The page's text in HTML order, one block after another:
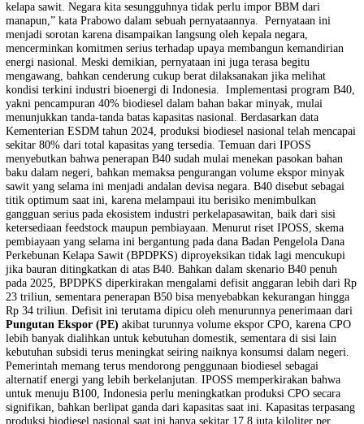
Presiden Indonesia, Prabowo Subianto, menyampaikan ambisi besar
membawa Indonesia menuju swasembada energi dalam lima tahun
pemerintahannya. Komitmen ini disampaikannya saat menghadiri
halal bihalal bersama para purnawirawan TNI-Polri (6/5). Prabowo
menyebut Indonesia memiliki sumber daya besar, terutama kelapa
yang dapat dimanfaatkan sebagai bahan baku biodiesel untuk
ketergantungan terhadap impor bahan bakar minyak (BBM).
kelapa sawit ada 67 produk. Di antaranya adalah kita bisa bikin BBM
kelapa sawit. Negara kita sesungguhnya tidak perlu impor BBM dari
manapun,” kata Prabowo dalam sebuah pernyataannya. Pernyataan
menjadi sorotan karena disampaikan langsung oleh kepala negara,
mencerminkan komitmen serius terhadap upaya membangun
energi nasional. Meski demikian, pernyataan ini juga terasa begitu
mengawang, bahkan cenderung cukup berat dilaksanakan jika melihat
kondisi terkini industri bioenergi di Indonesia. Implementasi
yakni pencampuran 40% biodiesel dalam bahan bakar minyak, mulai
menunjukkan tanda-tanda batas kapasitas nasional. Berdasarkan data
Kementerian ESDM tahun 2024, produksi biodiesel nasional telah
sekitar 80% dari total kapasitas yang tersedia. Temuan dari IPOSS
menyebutkan bahwa penerapan B40 sudah mulai menekan pasokan
baku dalam negeri, bahkan memaksa pengurangan volume ekspor
sawit yang selama ini menjadi andalan devisa negara. B40 disebut
titik optimum saat ini, karena melampaui itu berisiko menimbulkan
gangguan serius pada ekosistem industri perkelapasawitan, baik dari
ketersediaan feedstock maupun pembiayaan. Menurut riset IPOSS,
pembiayaan yang selama ini bergantung pada dana Badan Pengelola
Perkebunan Kelapa Sawit (BPDPKS) diproyeksikan tidak lagi